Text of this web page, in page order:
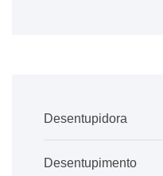
Desentupidora
Desentupimento